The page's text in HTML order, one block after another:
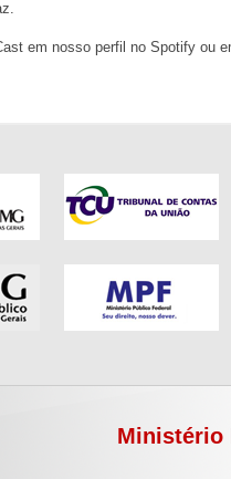
em nosso perfil no Spotify ou
Ministério